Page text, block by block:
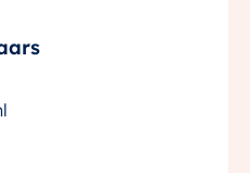
kapvormen en
karakter. Dit is een